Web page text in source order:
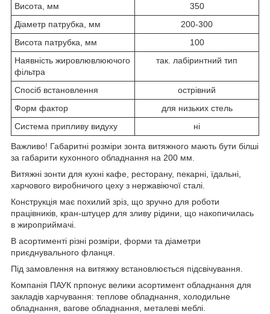
Висота, мм
350
Діаметр патрубка, мм
200-300
Висота патрубка, мм
100
Наявність жировлювлюючого
фільтра
так. лабіринтний тип
Спосіб встановлення
острівний
Форм фактор
для низьких стель
Система припливу видуху
ні
Важливо! Габаритні розміри зонта витяжного мають бути білші
за габарити кухонного обладнання на 200 мм.
Витяжні зонти для кухні кафе, ресторану, пекарні, їдальні,
харчового виробничого цеху з нержавіючої сталі.
Конструкція має похилий зріз, що зручно для роботи
працівників, кран-штуцер для зливу рідини, що накопичилась
в жироприймачі.
В асортименті різні розміри, форми та діаметри
приєднувального фланця.
Під замовлення на витяжку встановлюється підсвічування.
Компанія ПАУК прпонує велики асортимент обладнання для
закладів харчування: теплове обладнання, холодильне
обладнання, вагове обладнання, металеві меблі.